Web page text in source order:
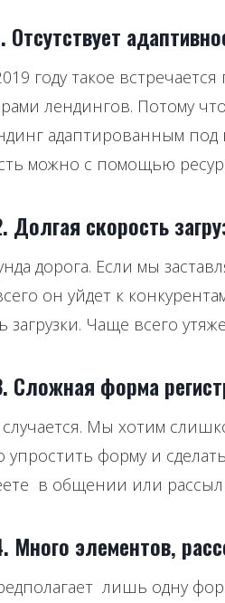
Отсутствует
году такое
лендингов. Потому
адаптированным
можно с помощью
Долгая скорость
дорога. Если мы
он уйдет к
загрузки. Чаще всего
Сложная форма
случается. Мы хотим
упростить форму и
в общении или
Много элементов,
лишь одну